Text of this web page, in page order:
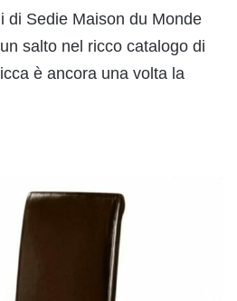
di Sedie Maison du Monde
salto nel ricco catalogo di
è ancora una volta la